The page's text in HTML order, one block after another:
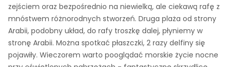
zejściem oraz bezpośrednio na niewielką, ale ciekawą rafę z
mnóstwem różnorodnych stworzeń. Druga plaża od strony
Arabii, podobny układ, do rafy troszkę dalej, płyniemy w
stronę Arabii. Można spotkać płaszczki, 2 razy delfiny się
pojawiły. Wieczorem warto pooglądać morskie życie nocne